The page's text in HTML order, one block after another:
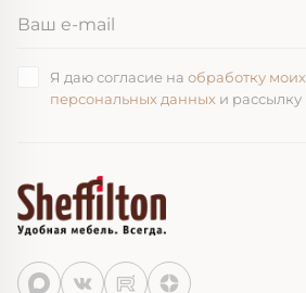
Я даю согласие на обработку моих
персональных данных и рассылку